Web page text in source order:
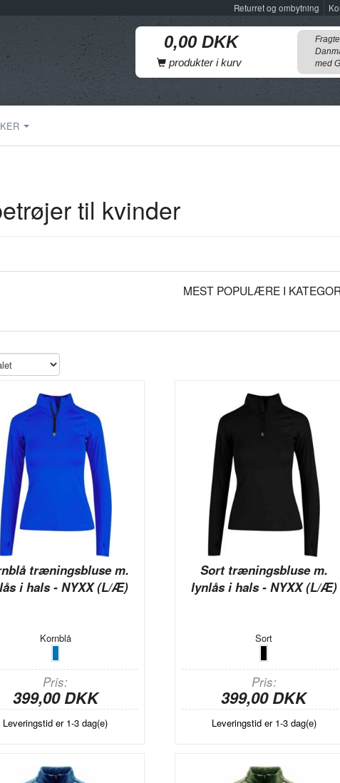
Returret og ombytning
produkter i kurv
med
til kvinder
MEST POPULÆRE I
træningsbluse m.
i hals - NYXX (L/Æ)
Kornblå
Pris
399,00 DKK
Leveringstid er 1-3 dag(e)
Sort træningsbluse m.
lynlås i hals - NYXX (L/Æ)
Sort
Pris
399,00 DKK
Leveringstid er 1-3 dag(e)